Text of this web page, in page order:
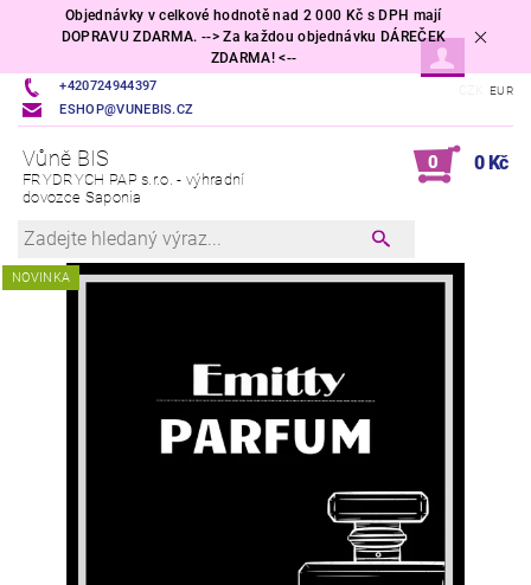
Objednávky v celkové hodnotě nad 2 000 Kč s DPH mají
DOPRAVU ZDARMA. --> Za každou objednávku DÁREČEK
ZDARMA! <--
+420724944397
ESHOP@VUNEBIS.CZ
EUR
Vůně BIS
FRYDRYCH PAP s.r.o. - výhradní
dovozce Saponia
0 0 Kč
NOVINKA